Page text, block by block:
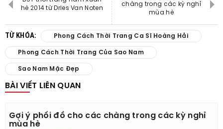
hè 2014 từ Dries Van Noten
chàng trong các kỳ nghỉ
mùa hè
TỪ KHÓA: Phong Cách Thời Trang Ca Sĩ Hoàng Hải
Phong Cách Thời Trang Của Sao Nam
Sao Nam Mặc Đẹp
BÀI VIẾT LIÊN QUAN
Gợi ý phối đồ cho các chàng trong các kỳ nghỉ
mùa hè